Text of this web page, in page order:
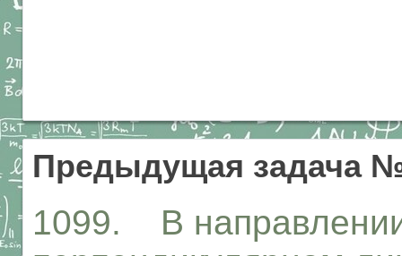
Предыдущая задача
1099. В